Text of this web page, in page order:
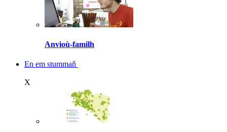
Anvioù-familh
En em stummañ
X